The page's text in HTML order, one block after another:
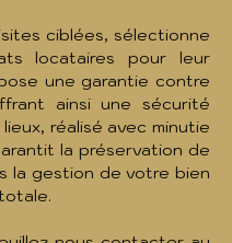
ciblées, sélectionne
locataires pour leur
une garantie contre
ainsi une sécurité
réalisé avec minutie
la préservation de
la gestion de votre bien